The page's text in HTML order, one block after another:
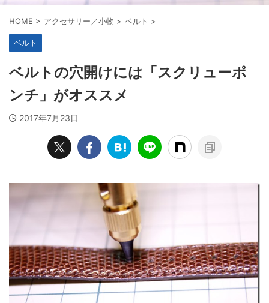
HOME > アクセサリー／小物 > ベルト >
ベルト
ベルトの穴開けには「スクリューポ
ンチ」がオススメ
2017年7月23日